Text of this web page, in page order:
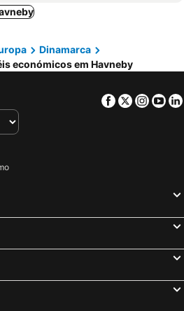
Dinamarca
económicos em Havneby
Facebook
Twitter